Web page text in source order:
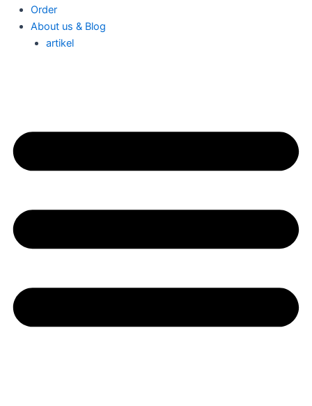
Order
About us & Blog
artikel